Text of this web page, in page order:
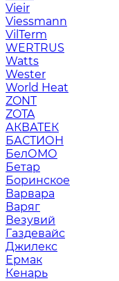
Vieir
Viessmann
VilTerm
WERTRUS
Watts
Wester
World Heat
ZONT
ZOTA
АКВАТЕК
БАСТИОН
БелОМО
Бетар
Боринское
Варвара
Варяг
Везувий
Газдевайс
Джилекс
Ермак
Кенарь